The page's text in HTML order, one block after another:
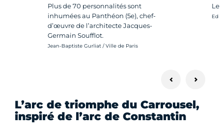
Plus de 70 personnalités sont
inhumées au Panthéon (5e), chef-
d’œuvre de l’architecte Jacques-
Germain Soufflot.
Crédit photo :
Jean-Baptiste Gurliat / Ville de Paris
Ed
L’arc de triomphe du Carrousel,
inspiré de l’arc de Constantin